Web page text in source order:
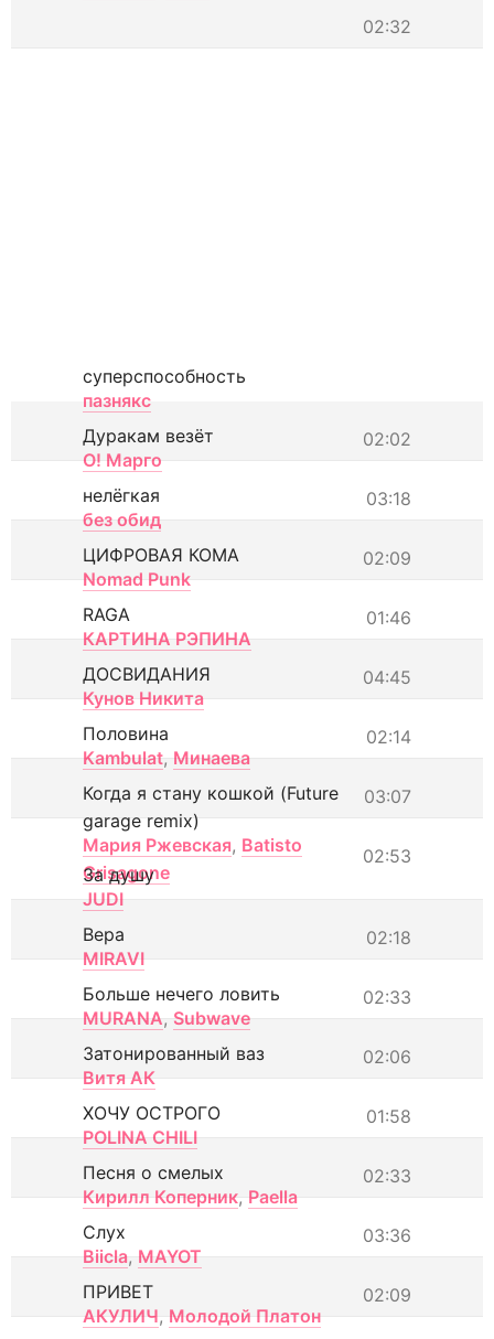
02:32
суперспособность
пазнякс
02:02
Дуракам везёт
О! Марго
03:18
нелёгкая
без обид
02:09
ЦИФРОВАЯ КОМА
Nomad Punk
01:46
RAGA
КАРТИНА РЭПИНА
04:45
ДОСВИДАНИЯ
Кунов Никита
02:14
Половина
Kambulat, Минаева
03:07
Когда я стану кошкой (Future
garage remix)
Мария Ржевская, Batisto
Grisagone
02:53
За душу
JUDI
02:18
Вера
MIRAVI
02:33
Больше нечего ловить
MURANA, Subwave
02:06
Затонированный ваз
Витя АК
01:58
ХОЧУ ОСТРОГО
POLINA CHILI
02:33
Песня о смелых
Кирилл Коперник, Paella
03:36
Слух
Biicla, MAYOT
02:09
ПРИВЕТ
АКУЛИЧ, Молодой Платон